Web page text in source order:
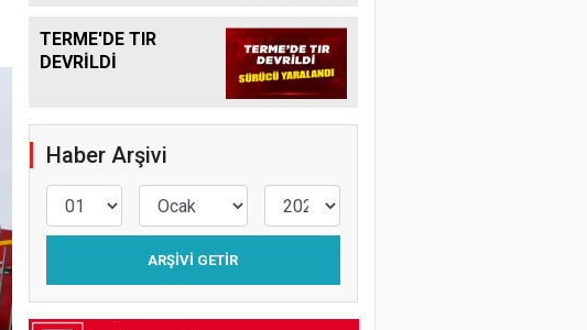
TERME'DE TIR
DEVRİLDİ
Haber Arşivi
ARŞIVI GETIR